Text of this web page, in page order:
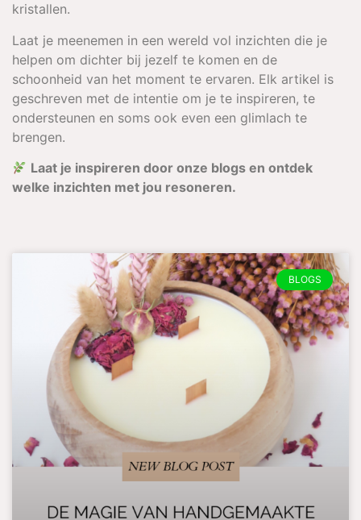
kristallen.
Laat je meenemen in een wereld vol inzichten die je
helpen om dichter bij jezelf te komen en de
schoonheid van het moment te ervaren. Elk artikel is
geschreven met de intentie om je te inspireren, te
ondersteunen en soms ook even een glimlach te
brengen.
Laat je inspireren door onze blogs en ontdek
welke inzichten met jou resoneren.
BLOGS